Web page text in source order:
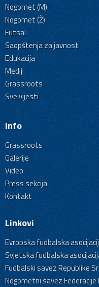
Nogomet (M)
Nogomet (Ž)
Futsal
Saopštenja za javnost
Edukacija
Mediji
Grassroots
Sve vijesti
Info
Grassroots
Galerije
Video
Press sekcija
Kontakt
Linkovi
Evropska fudbalska
Svjetska fudbalska
Fudbalski savez Republike
Nogometni savez Federacije